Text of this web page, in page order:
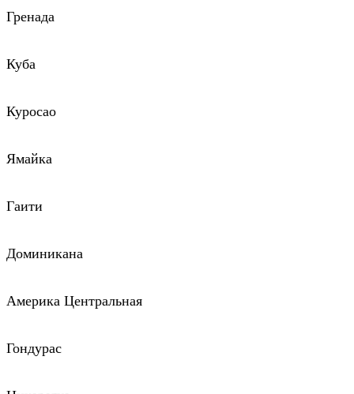
Гренада
Куба
Куросао
Ямайка
Гаити
Доминикана
Америка Центральная
Гондурас